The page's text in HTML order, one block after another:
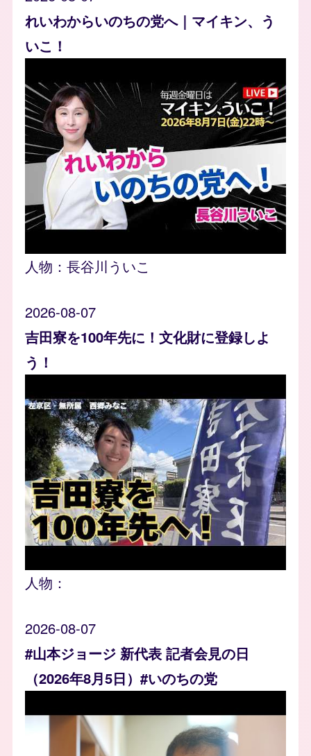
れいわからいのちの党へ｜マイキン、う
いこ！
人物： 長谷川ういこ
2026-08-07
吉田寮を100年先に！文化財に登録しよ
う！
人物：
2026-08-07
#山本ジョージ 新代表 記者会見の日
（2026年8月5日）#いのちの党